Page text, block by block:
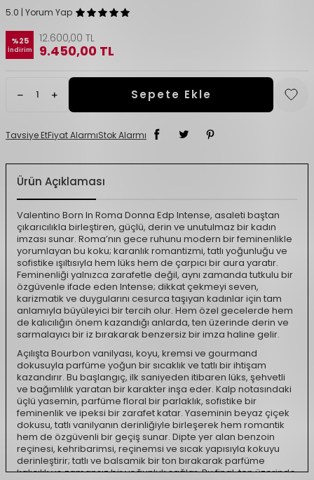
5.0 | Yorum Yap
%25
İndirim
12.600,00 TL
9.450,00 TL
Sepete Ekle
Tavsiye EtFiyat AlarmıStok Alarmı
Ürün Açıklaması
Valentino Born In Roma Donna Edp Intense, asaleti baştan
çıkarıcılıkla birleştiren, güçlü, derin ve unutulmaz bir kadın
imzası sunar. Roma’nın gece ruhunu modern bir feminenlikle
yorumlayan bu koku; karanlık romantizmi, tatlı yoğunluğu ve
sofistike ışıltısıyla hem lüks hem de çarpıcı bir aura yaratır.
Feminenliği yalnızca zarafetle değil, aynı zamanda tutkulu bir
özgüvenle ifade eden Intense; dikkat çekmeyi seven,
karizmatik ve duygularını cesurca taşıyan kadınlar için tam
anlamıyla büyüleyici bir tercih olur. Hem özel gecelerde hem
de kalıcılığın önem kazandığı anlarda, ten üzerinde derin ve
sarmalayıcı bir iz bırakarak benzersiz bir imza haline gelir.
Açılışta Bourbon vanilyası, koyu, kremsi ve gourmand
dokusuyla parfüme yoğun bir sıcaklık ve tatlı bir ihtişam
kazandırır. Bu başlangıç, ilk saniyeden itibaren lüks, şehvetli
ve bağımlılık yaratan bir karakter inşa eder. Kalp notasındaki
üçlü yasemin, parfüme floral bir parlaklık, sofistike bir
feminenlik ve ipeksi bir zarafet katar. Yaseminin beyaz çiçek
dokusu, tatlı vanilyanın derinliğiyle birleşerek hem romantik
hem de özgüvenli bir geçiş sunar. Dipte yer alan benzoin
reçinesi, kehribarimsi, reçinemsi ve sıcak yapısıyla kokuyu
derinleştirir; tatlı ve balsamik bir ton bırakarak parfüme
kalıcılık ve zamansız bir yoğunluk sağlar. Bu final, ten üzerinde